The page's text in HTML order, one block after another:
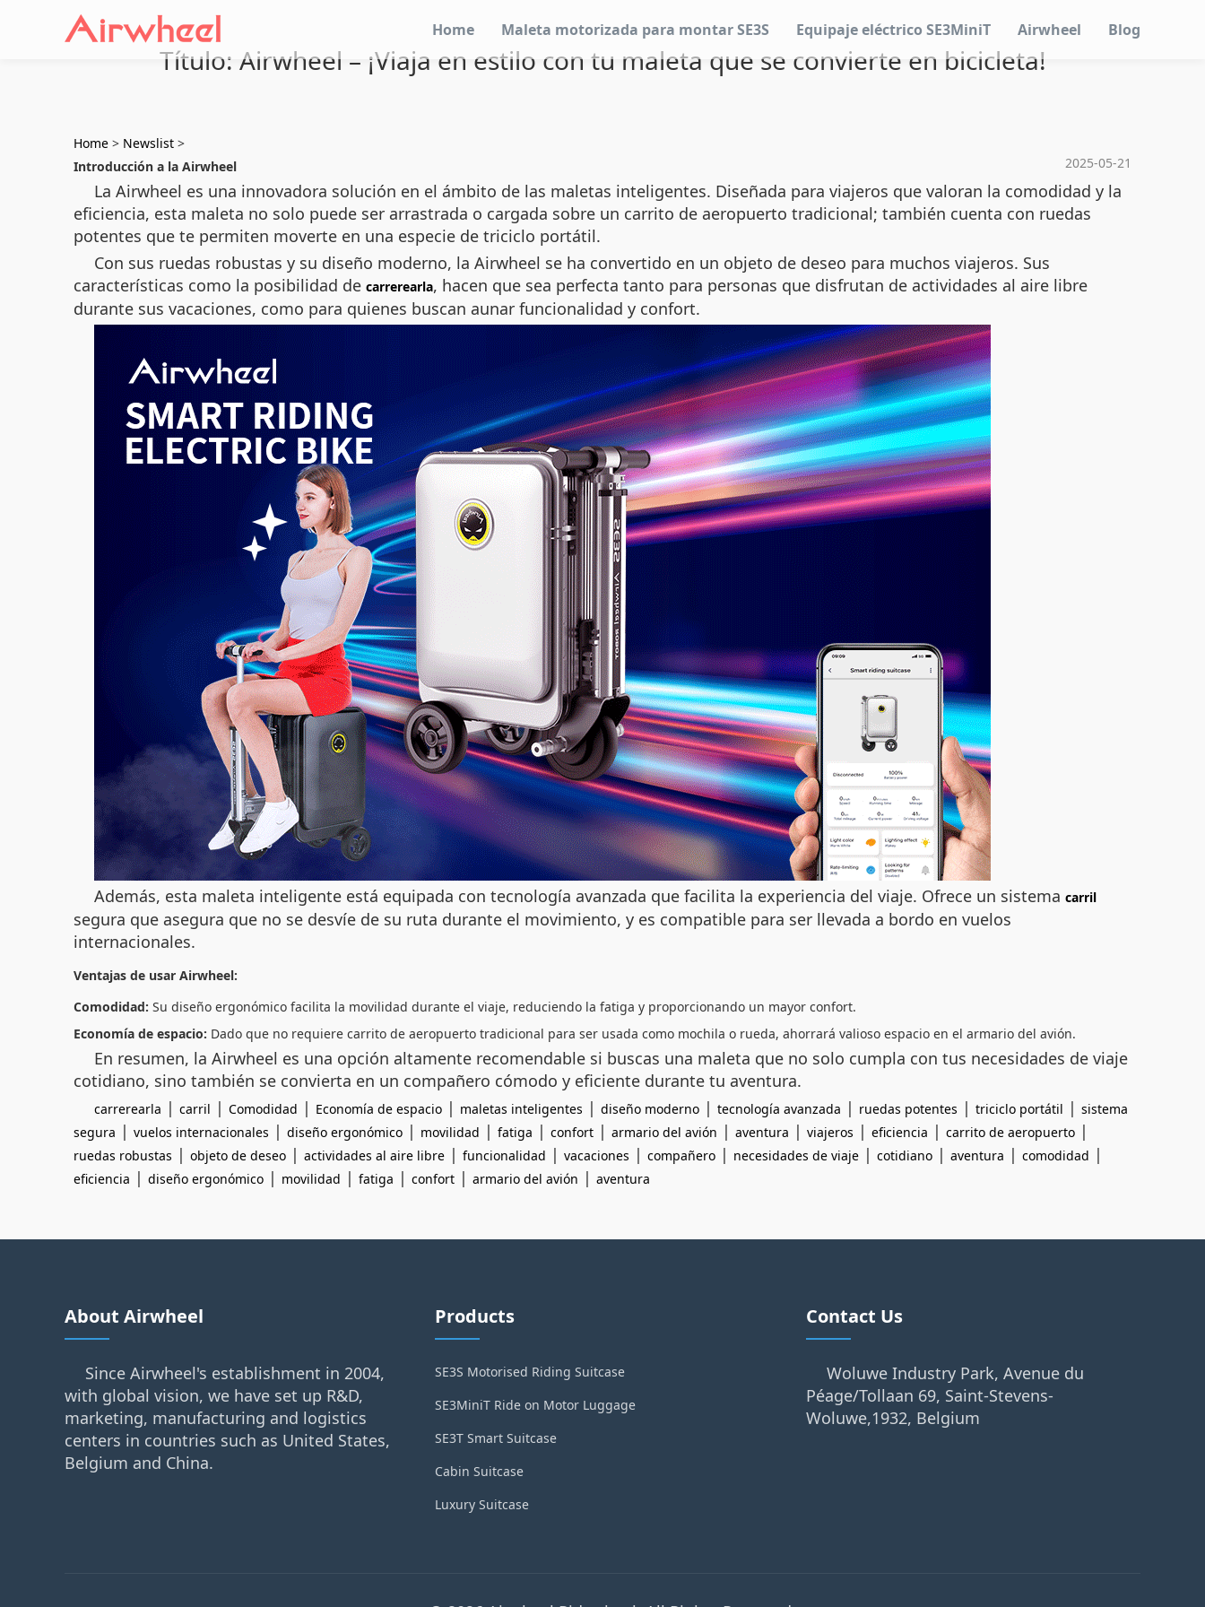
Home Maleta motorizada para montar SE3S Equipaje eléctrico SE3MiniT Airwheel Blog
Título: Airwheel – ¡Viaja en estilo con tu maleta que se convierte en bicicleta!
Home > Newslist >
2025-05-21
Introducción a la Airwheel
La Airwheel es una innovadora solución en el ámbito de las maletas inteligentes. Diseñada para viajeros que valoran la comodidad y la
eficiencia, esta maleta no solo puede ser arrastrada o cargada sobre un carrito de aeropuerto tradicional; también cuenta con ruedas
potentes que te permiten moverte en una especie de triciclo portátil.
Con sus ruedas robustas y su diseño moderno, la Airwheel se ha convertido en un objeto de deseo para muchos viajeros. Sus
características como la posibilidad de carrerearla, hacen que sea perfecta tanto para personas que disfrutan de actividades al aire libre
durante sus vacaciones, como para quienes buscan aunar funcionalidad y confort.
Además, esta maleta inteligente está equipada con tecnología avanzada que facilita la experiencia del viaje. Ofrece un sistema carril
segura que asegura que no se desvíe de su ruta durante el movimiento, y es compatible para ser llevada a bordo en vuelos
internacionales.
Ventajas de usar Airwheel:
Comodidad: Su diseño ergonómico facilita la movilidad durante el viaje, reduciendo la fatiga y proporcionando un mayor confort.
Economía de espacio: Dado que no requiere carrito de aeropuerto tradicional para ser usada como mochila o rueda, ahorrará valioso espacio en el armario del avión.
En resumen, la Airwheel es una opción altamente recomendable si buscas una maleta que no solo cumpla con tus necesidades de viaje
cotidiano, sino también se convierta en un compañero cómodo y eficiente durante tu aventura.
carrerearla | carril | Comodidad | Economía de espacio | maletas inteligentes | diseño moderno | tecnología avanzada | ruedas potentes | triciclo portátil | sistema
segura | vuelos internacionales | diseño ergonómico | movilidad | fatiga | confort | armario del avión | aventura | viajeros | eficiencia | carrito de aeropuerto |
ruedas robustas | objeto de deseo | actividades al aire libre | funcionalidad | vacaciones | compañero | necesidades de viaje | cotidiano | aventura | comodidad |
eficiencia | diseño ergonómico | movilidad | fatiga | confort | armario del avión | aventura
About Airwheel
Since Airwheel's establishment in 2004,
with global vision, we have set up R&D,
marketing, manufacturing and logistics
centers in countries such as United States,
Belgium and China.
Products
SE3S Motorised Riding Suitcase
SE3MiniT Ride on Motor Luggage
SE3T Smart Suitcase
Cabin Suitcase
Luxury Suitcase
Contact Us
Woluwe Industry Park, Avenue du
Péage/Tollaan 69, Saint-Stevens-
Woluwe,1932, Belgium